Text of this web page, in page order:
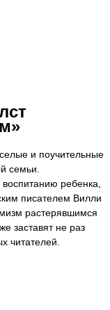
и поучительные
семьи.
ребенка,
писателем Вилли
растерявшимся
заставят не раз
читателей.